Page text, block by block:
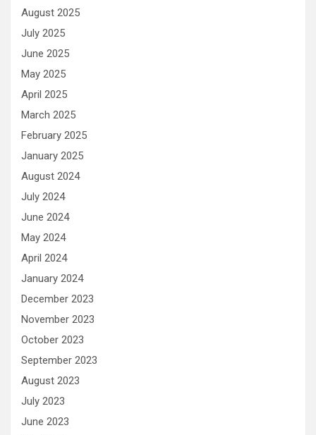
August 2025
July 2025
June 2025
May 2025
April 2025
March 2025
February 2025
January 2025
August 2024
July 2024
June 2024
May 2024
April 2024
January 2024
December 2023
November 2023
October 2023
September 2023
August 2023
July 2023
June 2023